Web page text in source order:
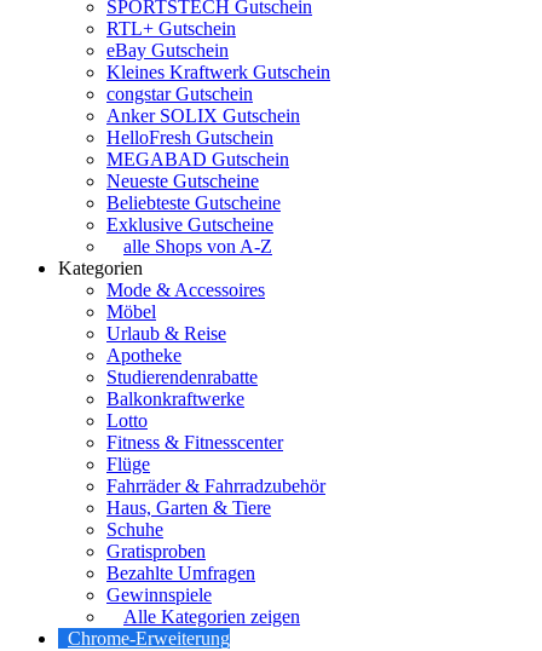
SPORTSTECH Gutschein
RTL+ Gutschein
eBay Gutschein
Kleines Kraftwerk Gutschein
congstar Gutschein
Anker SOLIX Gutschein
HelloFresh Gutschein
MEGABAD Gutschein
Neueste Gutscheine
Beliebteste Gutscheine
Exklusive Gutscheine
alle Shops von A-Z
Kategorien
Mode & Accessoires
Möbel
Urlaub & Reise
Apotheke
Studierendenrabatte
Balkonkraftwerke
Lotto
Fitness & Fitnesscenter
Flüge
Fahrräder & Fahrradzubehör
Haus, Garten & Tiere
Schuhe
Gratisproben
Bezahlte Umfragen
Gewinnspiele
Alle Kategorien zeigen
Chrome-Erweiterung